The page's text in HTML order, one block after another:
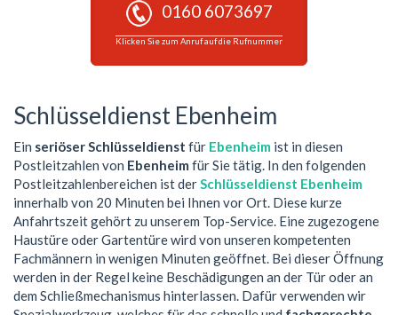
0160 6073697
Klicken Sie zum Anruf auf die Rufnummer
Schlüsseldienst Ebenheim
Ein seriöser Schlüsseldienst für Ebenheim ist in diesen
Postleitzahlen von Ebenheim für Sie tätig. In den folgenden
Postleitzahlenbereichen ist derSchlüsseldienst Ebenheim
innerhalb von 20 Minuten bei Ihnen vor Ort. Diese kurze
Anfahrtszeit gehört zu unserem Top-Service. Eine zugezogene
Haustüre oder Gartentüre wird von unseren kompetenten
Fachmännern in wenigen Minuten geöffnet. Bei dieser Öffnung
werden in der Regel keine Beschädigungen an der Tür oder an
dem Schließmechanismus hinterlassen. Dafür verwenden wir